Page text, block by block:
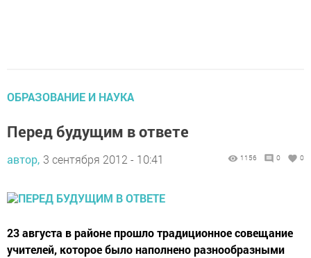
ОБРАЗОВАНИЕ И НАУКА
Перед будущим в ответе
автор, 3 сентября 2012 - 10:41 1156 0 0
23 августа в районе прошло традиционное совещание
учителей, которое было наполнено разнообразными